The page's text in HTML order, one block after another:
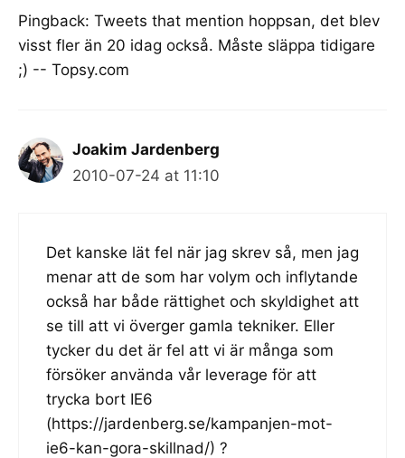
Pingback: Tweets that mention hoppsan, det blev
visst fler än 20 idag också. Måste släppa tidigare
;) -- Topsy.com
Joakim Jardenberg
2010-07-24 at 11:10
Det kanske lät fel när jag skrev så, men jag
menar att de som har volym och inflytande
också har både rättighet och skyldighet att
se till att vi överger gamla tekniker. Eller
tycker du det är fel att vi är många som
försöker använda vår leverage för att
trycka bort IE6
(https://jardenberg.se/kampanjen-mot-
ie6-kan-gora-skillnad/) ?